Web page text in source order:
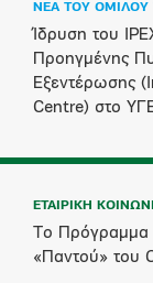
ΝΕΑ ΤΟΥ ΟΜΙΛΟΥ
Ίδρυση του
Προηγμένης
Εξεντέρωσης
Centre) στο
ΕΤΑΙΡΙΚΗ
Το Πρόγραμμα
«Παντού» του